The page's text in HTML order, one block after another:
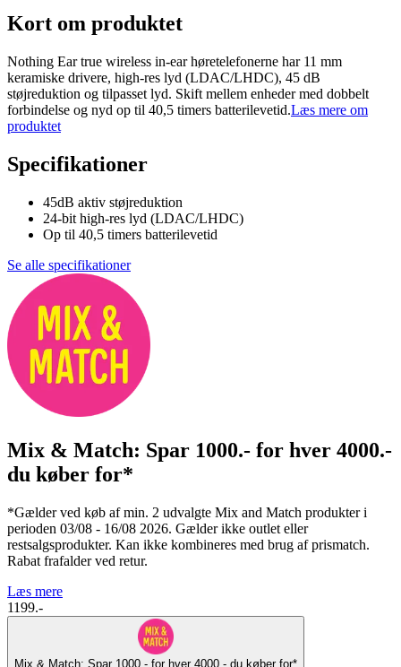
Kort om produktet
Nothing Ear true wireless in-ear høretelefonerne har 11 mm
keramiske drivere, high-res lyd (LDAC/LHDC), 45 dB
støjreduktion og tilpasset lyd. Skift mellem enheder med dobbelt
forbindelse og nyd op til 40,5 timers batterilevetid.Læs mere om
produktet
Specifikationer
45dB aktiv støjreduktion
24-bit high-res lyd (LDAC/LHDC)
Op til 40,5 timers batterilevetid
Se alle specifikationer
Mix & Match: Spar 1000.- for hver 4000.-
du køber for*
*Gælder ved køb af min. 2 udvalgte Mix and Match produkter i
perioden 03/08 - 16/08 2026. Gælder ikke outlet eller
restsalgsprodukter. Kan ikke kombineres med brug af prismatch.
Rabat frafalder ved retur.
Læs mere
1199.-
Mix & Match: Spar 1000.- for hver 4000.- du køber for*